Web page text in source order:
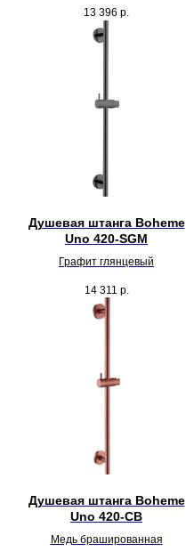
13 396 р.
Душевая штанга Boheme
Uno 420-SGM
Графит глянцевый
14 311 р.
Душевая штанга Boheme
Uno 420-CB
Медь брашированная